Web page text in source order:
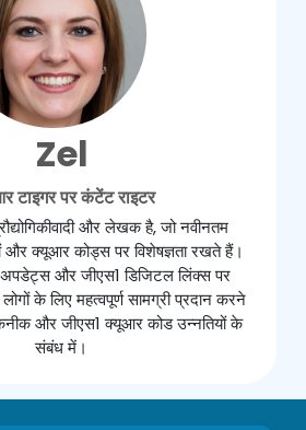
Zel
टाइगर पर कंटेंट राइटर
और लेखक है, जो नवीनतम
और क्यूआर कोड्स पर विशेषज्ञता रखते हैं।
और जीएस1 डिजिटल लिंक्स पर
के लिए महत्वपूर्ण सामग्री प्रदान करने
और जीएस1 क्यूआर कोड उन्नतियों के
संबंध में।